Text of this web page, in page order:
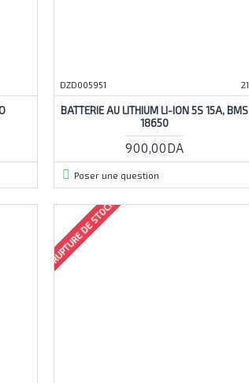
DZD005951 21
BATTERIE AU LITHIUM LI-ION 5S 15A, BMS
18650
900,00DA
Poser une question
RUPTURE DE STOCK